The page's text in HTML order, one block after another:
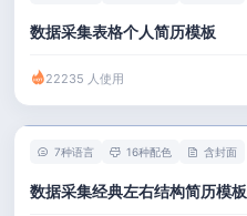
数据采集表格个人简历模板
22235 人使用
7种语言 16种配色 含封面
数据采集经典左右结构简历模板